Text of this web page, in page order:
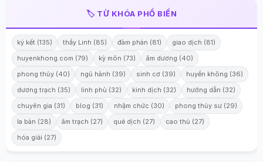
🏷️ TỪ KHÓA PHỔ BIẾN
ký kết (135) thầy Linh (85) đàm phán (81)
giao dịch (81)
huyenkhong.com (79)
kỳ môn (73)
âm dương (40)
phong thủy (40)
ngũ hành (39) sinh cơ (39)
huyền không (36)
dương trạch (35)
linh phù (32) kinh dịch (32)
hướng dẫn (32)
chuyên gia (31)
blog (31) nhậm chức (30)
phong thủy sư (29)
la bàn (28)
âm trạch (27) quẻ dịch (27)
cao thủ (27)
hóa giải (27)